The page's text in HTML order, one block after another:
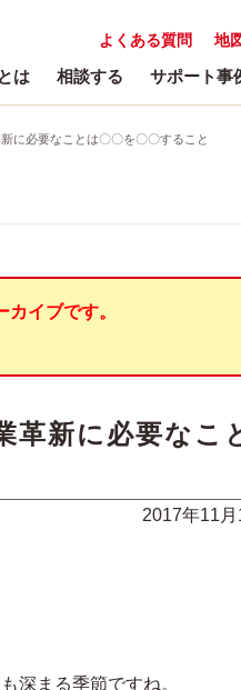
地
よくある質問
は 相談する サポート事
に必要なことは〇〇を〇〇すること
イブです。
革新に必要なこ
2017年11月
深まる季節ですね。